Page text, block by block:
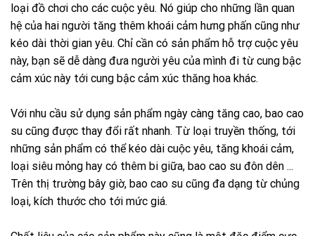
loại đồ chơi cho các cuộc yêu. Nó giúp cho những lần quan
hệ của hai người tăng thêm khoái cảm hưng phấn cũng như
kéo dài thời gian yêu. Chỉ cần có sản phẩm hỗ trợ cuộc yêu
này, bạn sẽ dễ dàng đưa người yêu của mình đi từ cung bậc
cảm xúc này tới cung bậc cảm xúc thăng hoa khác.
Với nhu cầu sử dụng sản phẩm ngày càng tăng cao, bao cao
su cũng được thay đổi rất nhanh. Từ loại truyền thống, tới
những sản phẩm có thể kéo dài cuộc yêu, tăng khoái cảm,
loại siêu mỏng hay có thêm bi giữa, bao cao su đôn dên ...
Trên thị trường bây giờ, bao cao su cũng đa dạng từ chủng
loại, kích thước cho tới mức giá.